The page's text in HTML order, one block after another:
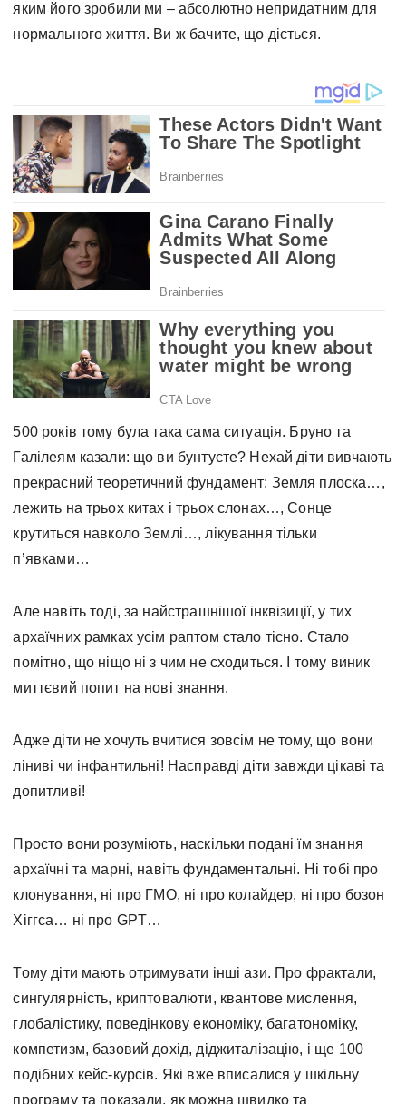
яким його зробили ми – абсолютно непридатним для
нормального життя. Ви ж бачите, що діється.
500 років тому була така сама ситуація. Бруно та
Галілеям казали: що ви бунтуєте? Нехай діти вивчають
прекрасний теоретичний фундамент: Земля плоска…,
лежить на трьох китах і трьох слонах…, Сонце
крутиться навколо Землі…, лікування тільки
п’явками…
Але навіть тоді, за найстрашнішої інквізиції, у тих
архаїчних рамках усім раптом стало тісно. Стало
помітно, що ніщо ні з чим не сходиться. І тому виник
миттєвий попит на нові знання.
Адже діти не хочуть вчитися зовсім не тому, що вони
ліниві чи інфантильні! Насправді діти завжди цікаві та
допитливі!
Просто вони розуміють, наскільки подані їм знання
архаїчні та марні, навіть фундаментальні. Ні тобі про
клонування, ні про ГМО, ні про колайдер, ні про бозон
Хіггса… ні про GPT…
Тому діти мають отримувати інші ази. Про фрактали,
сингулярність, криптовалюти, квантове мислення,
глобалістику, поведінкову економіку, багатономіку,
компетизм, базовий дохід, діджиталізацію, і ще 100
подібних кейс-курсів. Які вже вписалися у шкільну
програму та показали, як можна швидко та